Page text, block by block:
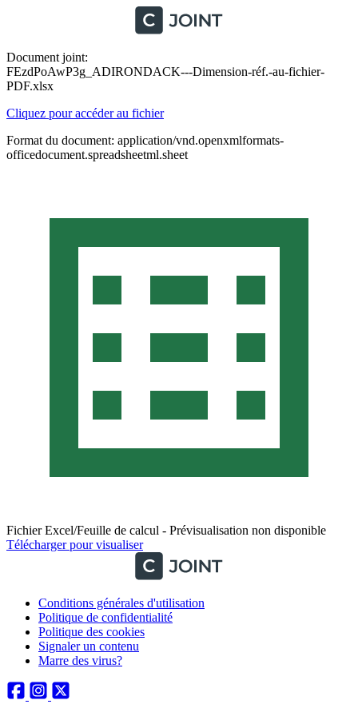
Document joint:
FEzdPoAwP3g_ADIRONDACK---Dimension-réf.-au-fichier-
PDF.xlsx
Cliquez pour accéder au fichier
Format du document: application/vnd.openxmlformats-
officedocument.spreadsheetml.sheet
Fichier Excel/Feuille de calcul - Prévisualisation non disponible
Télécharger pour visualiser
Conditions générales d'utilisation
Politique de confidentialité
Politique des cookies
Signaler un contenu
Marre des virus?